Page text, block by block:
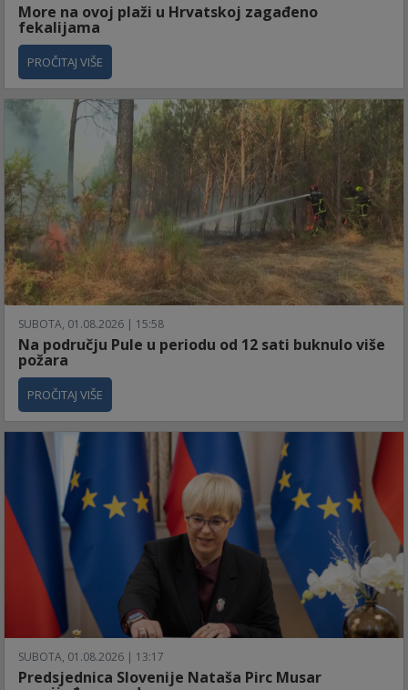
More na ovoj plaži u Hrvatskoj zagađeno
fekalijama
PROČITAJ VIŠE
SUBOTA, 01.08.2026 | 15:58
Na području Pule u periodu od 12 sati buknulo više
požara
PROČITAJ VIŠE
SUBOTA, 01.08.2026 | 13:17
Predsjednica Slovenije Nataša Pirc Musar